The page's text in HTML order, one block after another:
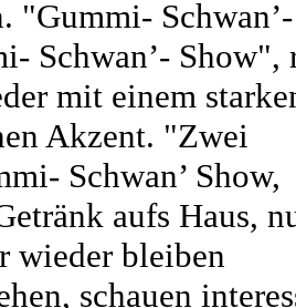
"Gummi- Schwan’-
Schwan’- Show",
mit einem
Akzent. "Zwei
Schwan’ Show,
aufs Haus,
wieder bleiben
schauen